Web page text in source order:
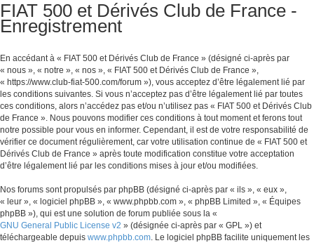
FIAT 500 et Dérivés Club de France -
Enregistrement
En accédant à « FIAT 500 et Dérivés Club de France » (désigné ci-après par
« nous », « notre », « nos », « FIAT 500 et Dérivés Club de France »,
« https://www.club-fiat-500.com/forum »), vous acceptez d’être légalement lié par
les conditions suivantes. Si vous n’acceptez pas d’être légalement lié par toutes
ces conditions, alors n’accédez pas et/ou n’utilisez pas « FIAT 500 et Dérivés Club
de France ». Nous pouvons modifier ces conditions à tout moment et ferons tout
notre possible pour vous en informer. Cependant, il est de votre responsabilité de
vérifier ce document régulièrement, car votre utilisation continue de « FIAT 500 et
Dérivés Club de France » après toute modification constitue votre acceptation
d’être légalement lié par les conditions mises à jour et/ou modifiées.
Nos forums sont propulsés par phpBB (désigné ci-après par « ils », « eux »,
« leur », « logiciel phpBB », « www.phpbb.com », « phpBB Limited », « Équipes
phpBB »), qui est une solution de forum publiée sous la «
GNU General Public License v2 » (désignée ci-après par « GPL ») et
téléchargeable depuis www.phpbb.com . Le logiciel phpBB facilite uniquement les